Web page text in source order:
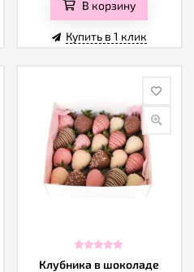
В корзину
Купить в 1 клик
Клубника в шоколаде